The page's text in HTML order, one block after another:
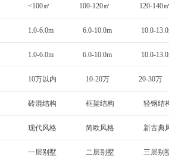
<100㎡ 100-120㎡ 120-140
1.0-6.0m 6.0-10.0m 10.0-
1.0-6.0m 6.0-10.0m 10.0-
10万以内 10-20万 20-30万
砖混结构 框架结构 轻钢结
现代风格 简欧风格 新古典
风格 地中海风格
一层别墅 二层别墅 三层别